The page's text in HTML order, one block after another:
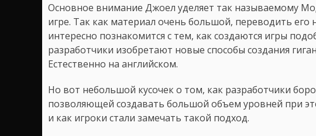
Основное внимание Джоел уделяет так называемому
игре. Так как материал очень большой, переводить его
интересно познакомится с тем, как создаются игры
разработчики изобретают новые способы создания
Естественно на английском.
Но вот небольшой кусочек о том, как разработчики
позволяющей создавать большой объем уровней при
и как игроки стали замечать такой подход.